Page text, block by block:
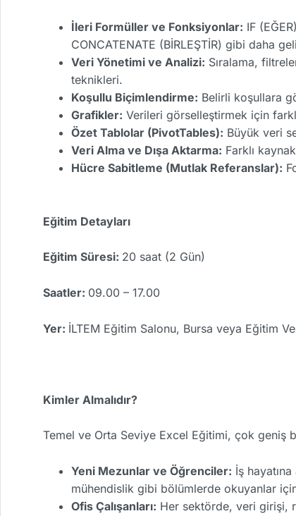
İleri Formüller ve Fonksiyonlar: IF
CONCATENATE (BİRLEŞTİR) gibi daha
Veri Yönetimi ve Analizi: Sıralama,
teknikleri.
Koşullu Biçimlendirme: Belirli koşullara
Grafikler: Verileri görselleştirmek için
Özet Tablolar (PivotTables): Büyük veri
Veri Alma ve Dışa Aktarma: Farklı
Hücre Sabitleme (Mutlak Referanslar):
Eğitim Detayları
Eğitim Süresi: 20 saat (2 Gün)
Saatler: 09.00 – 17.00
Yer: İLTEM Eğitim Salonu, Bursa veya Eğitim
Kimler Almalıdır?
Temel ve Orta Seviye Excel Eğitimi, çok geniş
Yeni Mezunlar ve Öğrenciler: İş
mühendislik gibi bölümlerde okuyanlar
Ofis Çalışanları: Her sektörde, veri girişi,